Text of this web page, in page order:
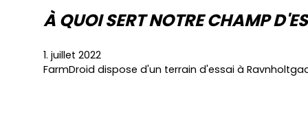
À QUOI SERT NOTRE CHAMP
1. juillet 2022
FarmDroid dispose d'un terrain d'essai à